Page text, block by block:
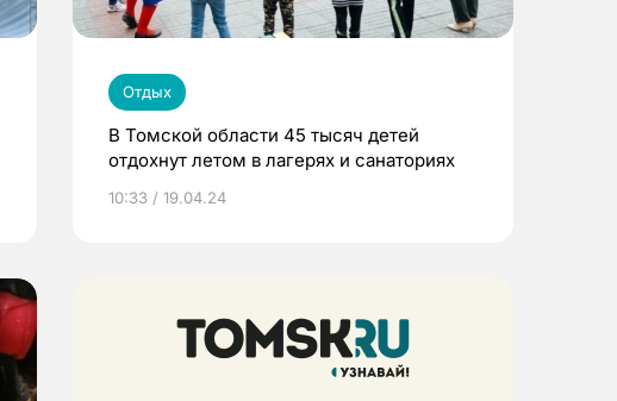
Отдых
В Томской области 45 тысяч детей
отдохнут летом в лагерях и санаториях
10:33 / 19.04.24